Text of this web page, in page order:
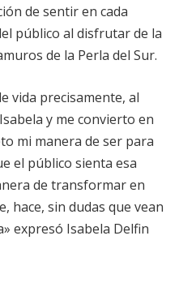
de sentir en cada
público al disfrutar de la
de la Perla del Sur.
vida precisamente, al
y me convierto en
mi manera de ser para
el público sienta esa
de transformar en
hace, sin dudas que vean
expresó Isabela Delfin